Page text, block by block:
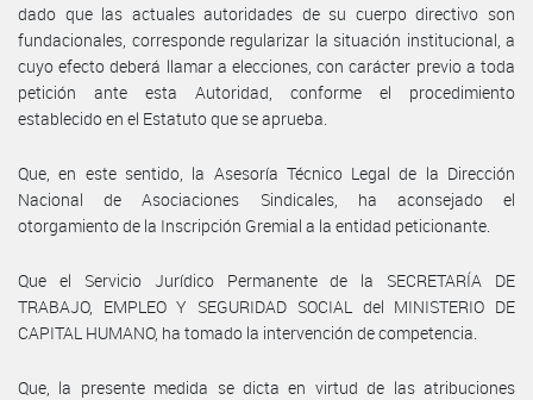
dado que las actuales autoridades de su cuerpo directivo son
fundacionales, corresponde regularizar la situación institucional, a
cuyo efecto deberá llamar a elecciones, con carácter previo a toda
petición ante esta Autoridad, conforme el procedimiento
establecido en el Estatuto que se aprueba.
Que, en este sentido, la Asesoría Técnico Legal de la Dirección
Nacional de Asociaciones Sindicales, ha aconsejado el
otorgamiento de la Inscripción Gremial a la entidad peticionante.
Que el Servicio Jurídico Permanente de la SECRETARÍA DE
TRABAJO, EMPLEO Y SEGURIDAD SOCIAL del MINISTERIO DE
CAPITAL HUMANO, ha tomado la intervención de competencia.
Que, la presente medida se dicta en virtud de las atribuciones